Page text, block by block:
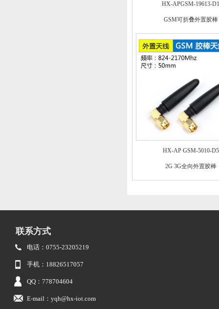
HX-APGSM-19613-D1
GSM可折叠外置胶棒
HX-AP GSM-5010-D5
2G 3G全向外置胶棒
联系方式
电话：0755-23205219
手机：18826517057
QQ：778704604
E-mail：yqh@hx-iot.com